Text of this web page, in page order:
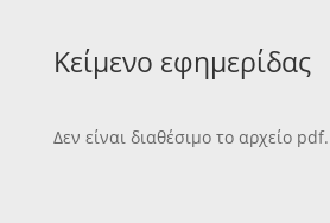
Κείμενο εφημερίδας
Δεν είναι διαθέσιμο το αρχείο pdf.